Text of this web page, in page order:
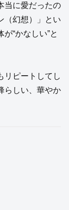
当に愛だったの
（幻想）」とい
“かなしい”と
リピートしてし
らしい、華やか